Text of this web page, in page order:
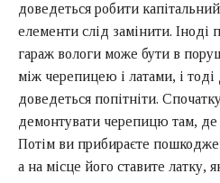
доведеться робити
елементи слід замінити.
гараж вологи може бути в
між черепицею і латами, і
доведеться попітніти.
демонтувати черепицю там, де
Потім ви прибираєте
а на місце його ставите латку,